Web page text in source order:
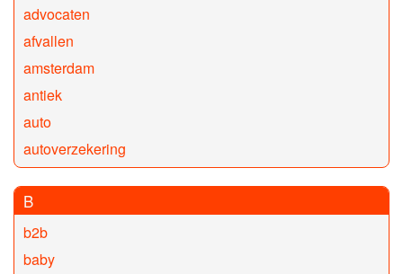
advocaten
afvallen
amsterdam
antiek
auto
autoverzekering
B
b2b
baby